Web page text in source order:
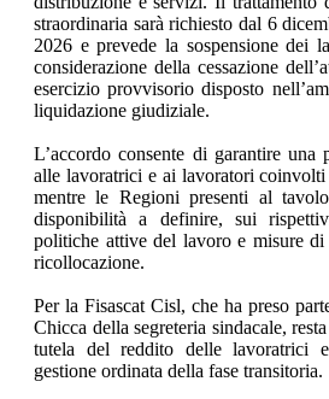
straordinaria sarà richiesto dal 6
2026 e prevede la sospensione dei
considerazione della cessazione
esercizio provvisorio disposto
liquidazione giudiziale.
L’accordo consente di garantire una
alle lavoratrici e ai lavoratori coinvolti
mentre le Regioni presenti al
disponibilità a definire, sui
politiche attive del lavoro e misure di
ricollocazione.
Per la Fisascat Cisl, che ha preso
Chicca della segreteria sindacale,
tutela del reddito delle lavoratrici
gestione ordinata della fase transitoria.